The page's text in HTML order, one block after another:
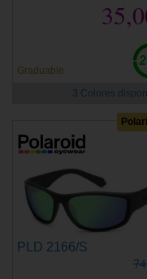
Graduable
3 Colores
PLD 2166/S